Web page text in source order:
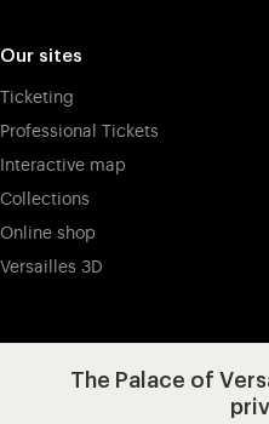
Our sites
Ticketing
Professional Tickets
Interactive map
Collections
Online shop
Versailles 3D
The Palace of